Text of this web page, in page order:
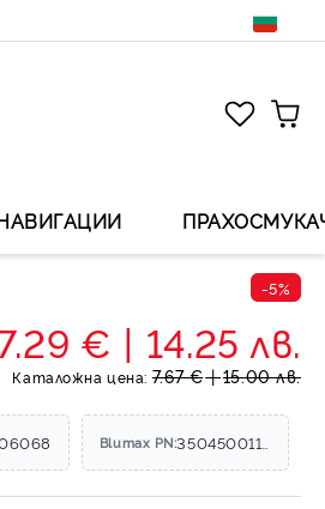
-5%
€ 14.25 лв.
Каталожна цена: 7.67 € 15.00 лв.
Blumax PN: